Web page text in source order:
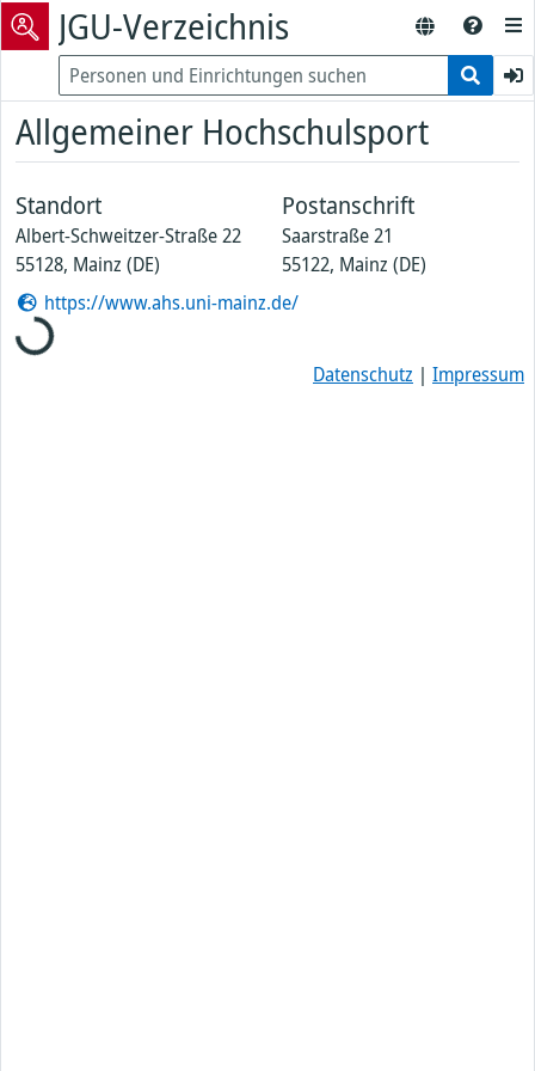
JGU-Verzeichnis
Allgemeiner Hochschulsport
Standort
Albert-Schweitzer-Straße 22
55128, Mainz (DE)
Postanschrift
Saarstraße 21
55122, Mainz (DE)
https://www.ahs.uni-mainz.de/
Datenschutz | Impressum